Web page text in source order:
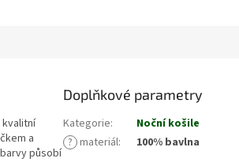
a
působí
Doplňkové parametry
Kategorie:
Noční košile
? materiál: 100% bavlna